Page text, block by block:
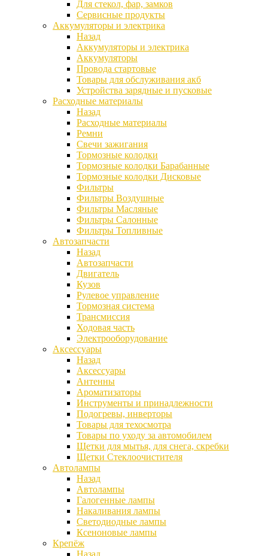
Для стекол, фар, замков
Сервисные продукты
Аккумуляторы и электрика
Назад
Аккумуляторы и электрика
Аккумуляторы
Провода стартовые
Товары для обслуживания акб
Устройства зарядные и пусковые
Расходные материалы
Назад
Расходные материалы
Ремни
Свечи зажигания
Тормозные колодки
Тормозные колодки Барабанные
Тормозные колодки Дисковые
Фильтры
Фильтры Воздушные
Фильтры Масляные
Фильтры Салонные
Фильтры Топливные
Автозапчасти
Назад
Автозапчасти
Двигатель
Кузов
Рулевое управление
Тормозная система
Трансмиссия
Ходовая часть
Электрооборудование
Аксессуары
Назад
Аксессуары
Антенны
Ароматизаторы
Инструменты и принадлежности
Подогревы, инверторы
Товары для техосмотра
Товары по уходу за автомобилем
Щетки для мытья, для снега, скребки
Щетки Стеклоочистителя
Автолампы
Назад
Автолампы
Галогенные лампы
Накаливания лампы
Светодиодные лампы
Ксеноновые лампы
Крепёж
Назад